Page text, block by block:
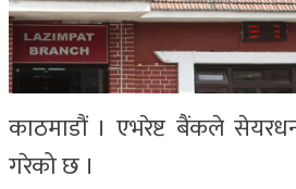
काठमाडौं । एभरेष्ट बैंकले
गरेको छ ।